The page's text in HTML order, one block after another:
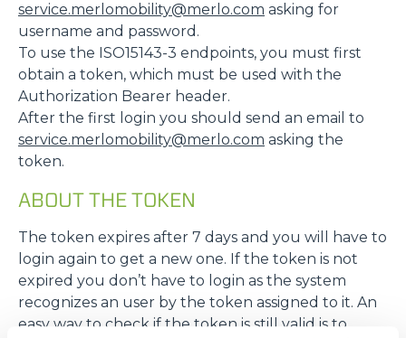
service.merlomobility@merlo.com asking for
username and password.
To use the ISO15143-3 endpoints, you must first
obtain a token, which must be used with the
Authorization Bearer header.
After the first login you should send an email to
service.merlomobility@merlo.com asking the
token.
ABOUT THE TOKEN
The token expires after 7 days and you will have to
login again to get a new one. If the token is not
expired you don’t have to login as the system
recognizes an user by the token assigned to it. An
easy way to check if the token is still valid is to